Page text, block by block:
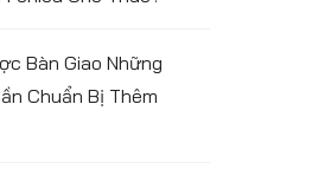
Bàn Giao Những
Chuẩn Bị Thêm